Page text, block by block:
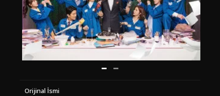
Orijinal İsmi